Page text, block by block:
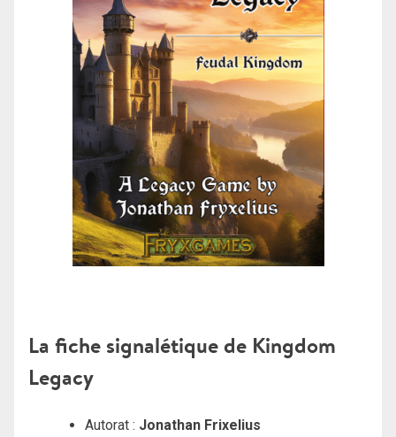
La fiche signalétique de Kingdom
Legacy
Autorat : Jonathan Frixelius